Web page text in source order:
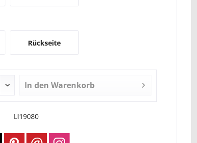
Rückseite
In den Warenkorb
LI19080